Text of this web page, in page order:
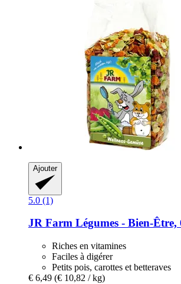
Ajouter
5.0 (1)
JR Farm Légumes -​ Bien-​Être,
Riches en vitamines
Faciles à digérer
Petits pois, carottes et betteraves
€ 6,49 (€ 10,82 / kg)